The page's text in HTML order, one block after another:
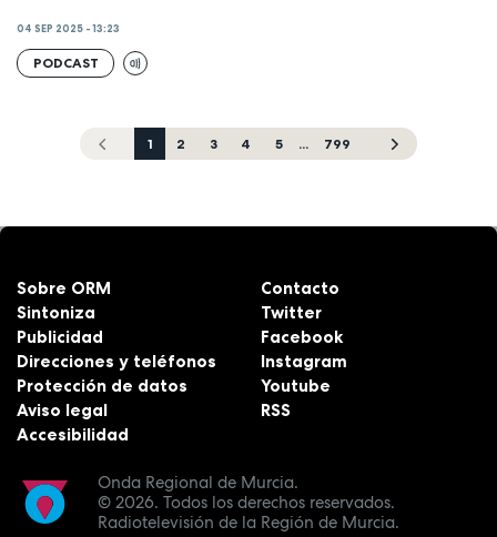
04 SEP 2025 - 13:23
PODCAST
1 2 3 4 5 ... 799
Onda Regional de Murcia.
© 2026. Todos los derechos reservados.
Radiotelevisión de la Región de Murcia.
Sobre ORM
Sintoniza
Publicidad
Direcciones y teléfonos
Protección de datos
Aviso legal
Accesibilidad
Contacto
Twitter
Facebook
Instagram
Youtube
RSS